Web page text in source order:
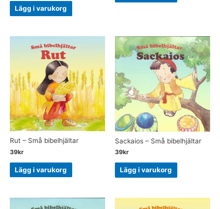
Lägg i varukorg
Rut – Små bibelhjältar
39kr
Lägg i varukorg
Sackaios – Små bibelhjältar
39kr
Lägg i varukorg